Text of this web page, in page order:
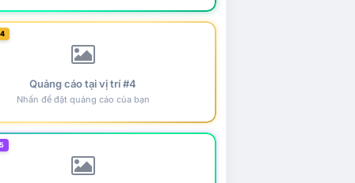
Quảng cáo tại vị trí #4
Nhấn để đặt quảng cáo của bạn